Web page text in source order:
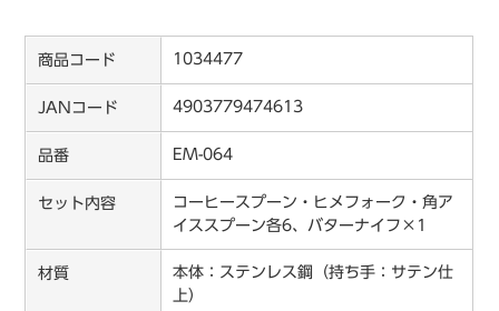
商品コード 1034477
JANコード 4903779474613
品番 EM-064
セット内容
コーヒースプーン・ヒメフォーク・角ア
イススプーン各6、バターナイフ×1
材質
本体：ステンレス鋼（持ち手：サテン仕
上）